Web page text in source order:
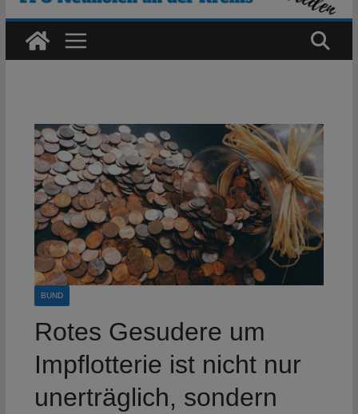
BUND
Rotes Gesudere um
Impflotterie ist nicht nur
unerträglich, sondern